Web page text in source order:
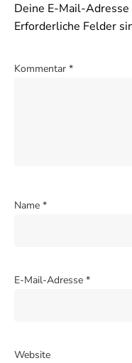
Deine E-Mail-
Erforderliche Felder
Kommentar *
Name *
E-Mail-Adresse *
Website